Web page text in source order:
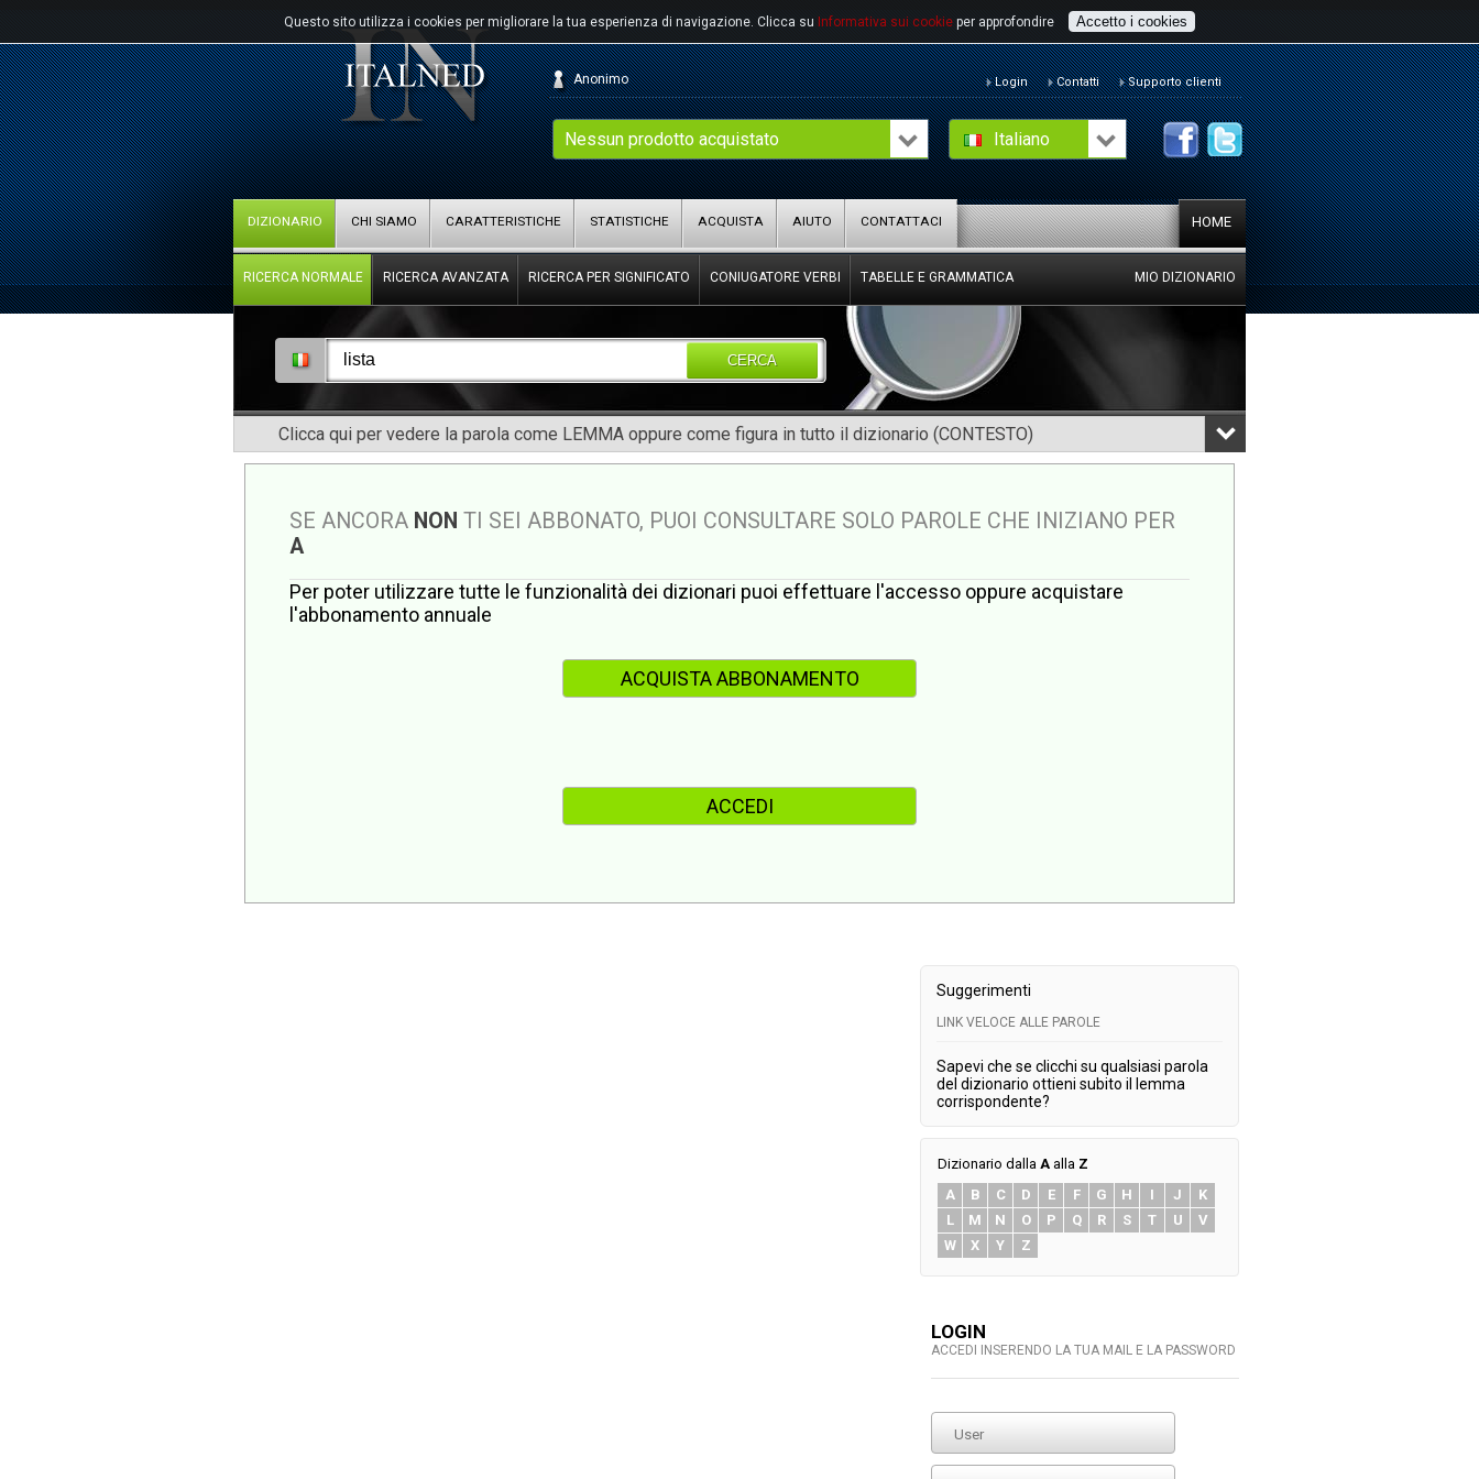
Questo sito utilizza i cookies per migliorare la tua esperienza di navigazione. Clicca su Informativa sui cookie per approfondire Accetto i cookies
Italiano
Nessun prodotto acquistato
Anonimo Login Contatti Supporto clienti
HOME
DIZIONARIO CHI SIAMO CARATTERISTICHE STATISTICHE ACQUISTA AIUTO CONTATTACI
RICERCA NORMALE RICERCA AVANZATA RICERCA PER SIGNIFICATO CONIUGATORE VERBI TABELLE E GRAMMATICA MIO DIZIONARIO
CERCA
Clicca qui per vedere la parola come LEMMA oppure come figura in tutto il dizionario (CONTESTO)
SE ANCORA NON TI SEI ABBONATO, PUOI CONSULTARE SOLO PAROLE CHE INIZIANO PER
A
Per poter utilizzare tutte le funzionalità dei dizionari puoi effettuare l'accesso oppure acquistare
l'abbonamento annuale
ACQUISTA ABBONAMENTO
ACCEDI
Suggerimenti
LINK VELOCE ALLE PAROLE
Sapevi che se clicchi su qualsiasi parola
del dizionario ottieni subito il lemma
corrispondente?
Dizionario dalla A alla Z
A
B C D E F G H I J
K
L
M N O P Q R S T U
V
W
X Y Z
LOGIN
ACCEDI INSERENDO LA TUA MAIL E LA PASSWORD